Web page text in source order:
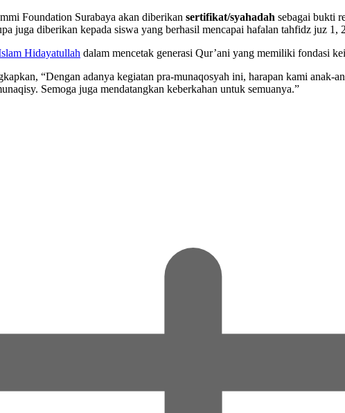
Foundation Surabaya akan diberikan sertifikat/syahadah sebagai bukti
juga diberikan kepada siswa yang berhasil mencapai hafalan tahfidz juz 1,
Hidayatullah dalam mencetak generasi Qur’ani yang memiliki fondasi
“Dengan adanya kegiatan pra-munaqosyah ini, harapan kami anak-
Semoga juga mendatangkan keberkahan untuk semuanya.”